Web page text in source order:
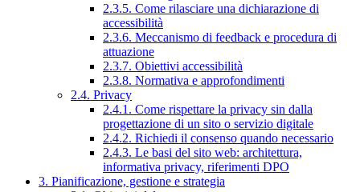
2.3.5. Come rilasciare una dichiarazione di
accessibilità
2.3.6. Meccanismo di feedback e procedura di
attuazione
2.3.7. Obiettivi accessibilità
2.3.8. Normativa e approfondimenti
2.4. Privacy
2.4.1. Come rispettare la privacy sin dalla
progettazione di un sito o servizio digitale
2.4.2. Richiedi il consenso quando necessario
2.4.3. Le basi del sito web: architettura,
informativa privacy, riferimenti DPO
3. Pianificazione, gestione e strategia